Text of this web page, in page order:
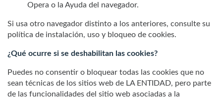
Opera o la Ayuda del navegador.
Si usa otro navegador distinto a los anteriores, consulte su
política de instalación, uso y bloqueo de cookies.
¿Qué ocurre si se deshabilitan las cookies?
Puedes no consentir o bloquear todas las cookies que no
sean técnicas de los sitios web de LA ENTIDAD, pero parte
de las funcionalidades del sitio web asociadas a la